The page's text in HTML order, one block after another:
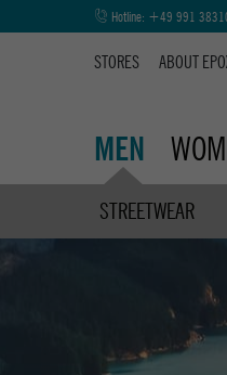
Hotline: +49 991
STORES ABOUT
MEN
STREETWEAR